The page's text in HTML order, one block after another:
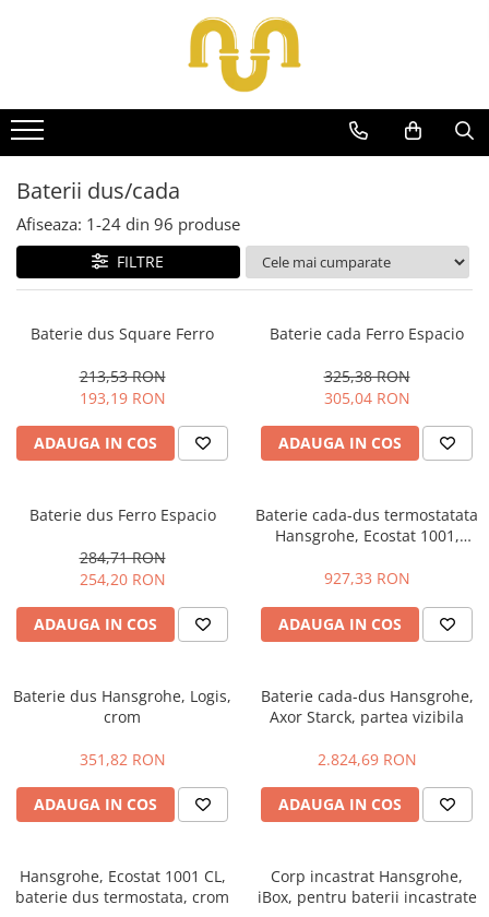
Centrale termice pe gaz
Centrale conventionale
Centrale in condensare
Centrale termice
Centrale termice electrice
Accesorii
Engo
Solutii chimice
Automatizari
Filtre și protecție instalație
Grupuri de pompare
Pompe de Circulatie
Pompe Blau Technik
Pompe Grundfos Magna
Pompe Grundfos TP
Baterii dus/cada
Afiseaza: 1-24 din 96 produse
FILTRE
Baterie dus Square Ferro
213,53 RON
193,19 RON
ADAUGA IN COS
Baterie cada Ferro Espacio
325,38 RON
305,04 RON
ADAUGA IN COS
Baterie dus Ferro Espacio
284,71 RON
254,20 RON
ADAUGA IN COS
Baterie cada-dus termostatata
Hansgrohe, Ecostat 1001,
927,33 RON
ADAUGA IN COS
Baterie dus Hansgrohe, Logis,
crom
351,82 RON
ADAUGA IN COS
Baterie cada-dus Hansgrohe,
Axor Starck, partea vizibila
2.824,69 RON
ADAUGA IN COS
Hansgrohe, Ecostat 1001 CL,
baterie dus termostata, crom
Corp incastrat Hansgrohe,
iBox, pentru baterii incastrate